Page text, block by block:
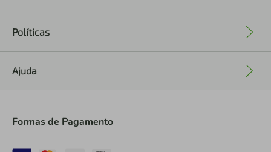
Políticas
Ajuda
Formas de Pagamento